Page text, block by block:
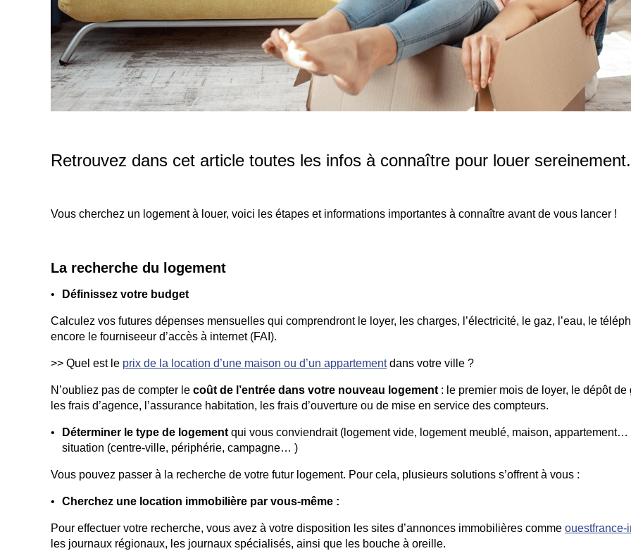
Retrouvez dans cet article toutes les infos à connaître pour louer sereinement.
Vous cherchez un logement à louer, voici les étapes et informations importantes à connaître avant de vous lancer !
La recherche du logement
Définissez votre budget
Calculez vos futures dépenses mensuelles qui comprendront le loyer, les charges, l’électricité, le gaz, l’eau, le
encore le fourniseeur d’accès à internet (FAI).
>> Quel est le prix de la location d’une maison ou d’un appartementdans votre ville ?
N’oubliez pas de compter le coût de l’entrée dans votre nouveau logement : le premier mois de loyer, le dépôt de
les frais d’agence, l’assurance habitation, les frais d’ouverture ou de mise en service des compteurs.
Déterminer le type de logement qui vous conviendrait (logement vide, logement meublé, maison, appartement…
situation (centre-ville, périphérie, campagne… )
Vous pouvez passer à la recherche de votre futur logement. Pour cela, plusieurs solutions s’offrent à vous :
Cherchez une location immobilière par vous-même :
Pour effectuer votre recherche, vous avez à votre disposition les sites d’annonces immobilières comme ouestfrance-
les journaux régionaux, les journaux spécialisés, ainsi que les bouche à oreille.